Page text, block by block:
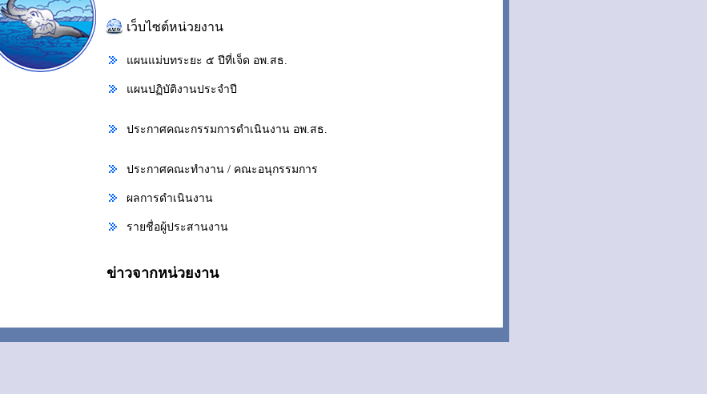
เว็บไซต์หน่วยงาน
แผนแม่บทระยะ ๕ ปีที่เจ็ด อพ.สธ.
แผนปฏิบัติงานประจำปี
ประกาศคณะกรรมการดำเนินงาน อพ.สธ.
ประกาศคณะทำงาน / คณะอนุกรรมการ
ผลการดำเนินงาน
รายชื่อผู้ประสานงาน
ข่าวจากหน่วยงาน